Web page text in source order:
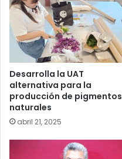
Desarrolla la UAT
alternativa para la
producción de pigmentos
naturales
abril 21, 2025